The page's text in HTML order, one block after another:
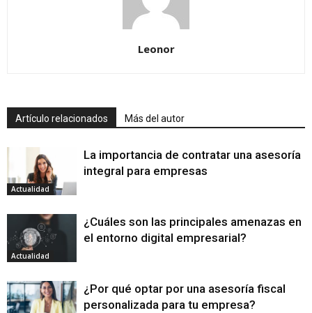
Leonor
Artículo relacionados Más del autor
Actualidad
La importancia de contratar una asesoría
integral para empresas
Actualidad
¿Cuáles son las principales amenazas en
el entorno digital empresarial?
¿Por qué optar por una asesoría fiscal
personalizada para tu empresa?